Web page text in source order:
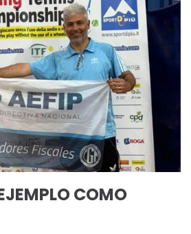
COMO